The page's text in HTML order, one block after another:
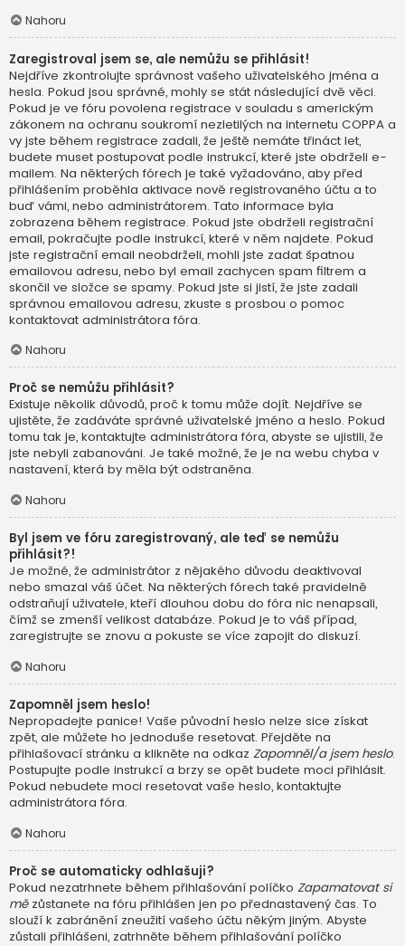
Nahoru
Zaregistroval jsem se, ale nemůžu se přihlásit!
Nejdříve zkontrolujte správnost vašeho uživatelského jména a
hesla. Pokud jsou správné, mohly se stát následující dvě věci.
Pokud je ve fóru povolena registrace v souladu s americkým
zákonem na ochranu soukromí nezletilých na internetu COPPA a
vy jste během registrace zadali, že ještě nemáte třináct let,
budete muset postupovat podle instrukcí, které jste obdrželi e-
mailem. Na některých fórech je také vyžadováno, aby před
přihlášením proběhla aktivace nově registrovaného účtu a to
buď vámi, nebo administrátorem. Tato informace byla
zobrazena během registrace. Pokud jste obdrželi registrační
email, pokračujte podle instrukcí, které v něm najdete. Pokud
jste registrační email neobdrželi, mohli jste zadat špatnou
emailovou adresu, nebo byl email zachycen spam filtrem a
skončil ve složce se spamy. Pokud jste si jistí, že jste zadali
správnou emailovou adresu, zkuste s prosbou o pomoc
kontaktovat administrátora fóra.
Nahoru
Proč se nemůžu přihlásit?
Existuje několik důvodů, proč k tomu může dojít. Nejdříve se
ujistěte, že zadáváte správné uživatelské jméno a heslo. Pokud
tomu tak je, kontaktujte administrátora fóra, abyste se ujistili, že
jste nebyli zabanováni. Je také možné, že je na webu chyba v
nastavení, která by měla být odstraněna.
Nahoru
Byl jsem ve fóru zaregistrovaný, ale teď se nemůžu
přihlásit?!
Je možné, že administrátor z nějakého důvodu deaktivoval
nebo smazal váš účet. Na některých fórech také pravidelně
odstraňují uživatele, kteří dlouhou dobu do fóra nic nenapsali,
čímž se zmenší velikost databáze. Pokud je to váš případ,
zaregistrujte se znovu a pokuste se více zapojit do diskuzí.
Nahoru
Zapomněl jsem heslo!
Nepropadejte panice! Vaše původní heslo nelze sice získat
zpět, ale můžete ho jednoduše resetovat. Přejděte na
přihlašovací stránku a klikněte na odkaz Zapomněl/a jsem heslo.
Postupujte podle instrukcí a brzy se opět budete moci přihlásit.
Pokud nebudete moci resetovat vaše heslo, kontaktujte
administrátora fóra.
Nahoru
Proč se automaticky odhlašuji?
Pokud nezatrhnete během přihlašování políčko Zapamatovat si
mězůstanete na fóru přihlášen jen po přednastavený čas. To
slouží k zabránění zneužití vašeho účtu někým jiným. Abyste
zůstali přihlášeni, zatrhněte během přihlašování políčko